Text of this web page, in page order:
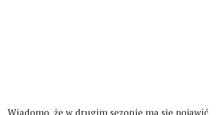
Wiadomo, że w drugim sezonie ma się pojawić